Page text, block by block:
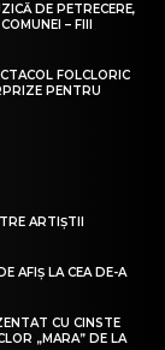
DE PETRECERE,
– FIII
FOLCLORIC
PENTRU
ARTIȘTII
AFIȘ LA CEA DE-A
CU CINSTE
„MARA” DE LA